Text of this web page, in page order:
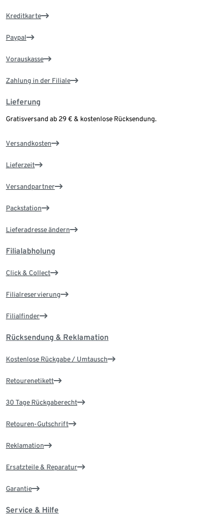
Kreditkarte
Paypal
Vorauskasse
Zahlung in der Filiale
Lieferung
Gratisversand ab 29 € & kostenlose Rücksendung.
Versandkosten
Lieferzeit
Versandpartner
Packstation
Lieferadresse ändern
Filialabholung
Click & Collect
Filialreservierung
Filialfinder
Rücksendung & Reklamation
Kostenlose Rückgabe / Umtausch
Retourenetikett
30 Tage Rückgaberecht
Retouren-Gutschrift
Reklamation
Ersatzteile & Reparatur
Garantie
Service & Hilfe